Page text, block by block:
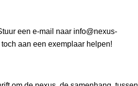
een e-mail naar info@nexus-
aan een exemplaar helpen!